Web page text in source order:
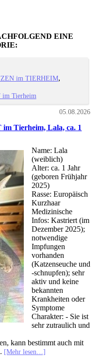
EINE
im TIERHEIM
Tierheim
05.08.2026
Tierheim, Lala, ca. 1
Name: Lala
(weiblich)
Alter: ca. 1 Jahr
(geboren Frühjahr
2025)
Rasse: Europäisch
Kurzhaar
Medizinische
Infos: Kastriert (im
Dezember 2025);
notwendige
Impfungen
vorhanden
(Katzenseuche und
-schnupfen); sehr
aktiv und keine
bekannten
Krankheiten oder
Symptome
Charakter: - Sie ist
sehr zutraulich und
kann bestimmt auch mit
[Mehr lesen…]